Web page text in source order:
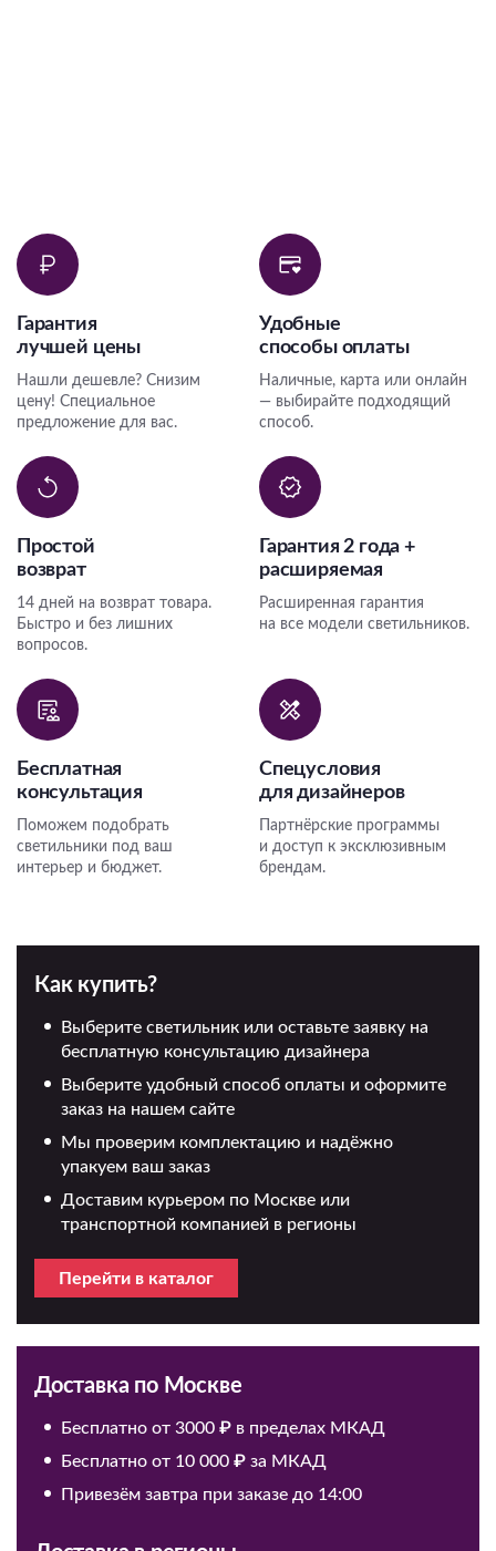
Гарантия
лучшей цены
Нашли дешевле? Снизим
цену! Специальное
предложение для вас.
Удобные
способы оплаты
Наличные, карта или онлайн
— выбирайте подходящий
способ.
Простой
возврат
14 дней на возврат товара.
Быстро и без лишних
вопросов.
Гарантия 2 года +
расширяемая
Расширенная гарантия
на все модели светильников.
Бесплатная
консультация
Поможем подобрать
светильники под ваш
интерьер и бюджет.
Спецусловия
для дизайнеров
Партнёрские программы
и доступ к эксклюзивным
брендам.
Как купить?
Выберите светильник или оставьте заявку на
бесплатную консультацию дизайнера
Выберите удобный способ оплаты и оформите
заказ на нашем сайте
Мы проверим комплектацию и надёжно
упакуем ваш заказ
Доставим курьером по Москве или
транспортной компанией в регионы
Перейти в каталог
Доставка по Москве
Бесплатно от 3000 ₽ в пределах МКАД
Бесплатно от 10 000 ₽ за МКАД
Привезём завтра при заказе до 14:00